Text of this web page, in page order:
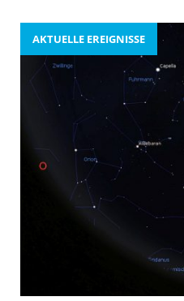
AKTUELLE EREIGNISSE